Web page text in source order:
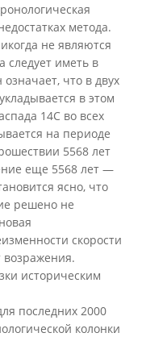
метода.
не являются
следует иметь в
означает, что в двух
в этом
14C во всех
на периоде
5568 лет
еще 5568 лет —
ясно, что
решено не
скорости
возражения.
историческим
последних 2000
колонки